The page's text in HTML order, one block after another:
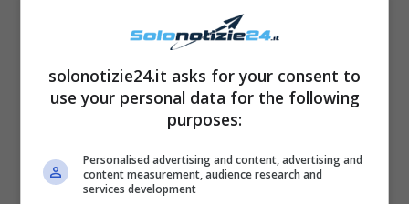
. Cosa dire, invece, del suo
che è inaspettatamente apparso grazie alla
sua acconciatura?
solonotizie24.it asks for your consent to
use your personal data for the following
purposes:
Personalised advertising and content, advertising and
content measurement, audience research and
services development